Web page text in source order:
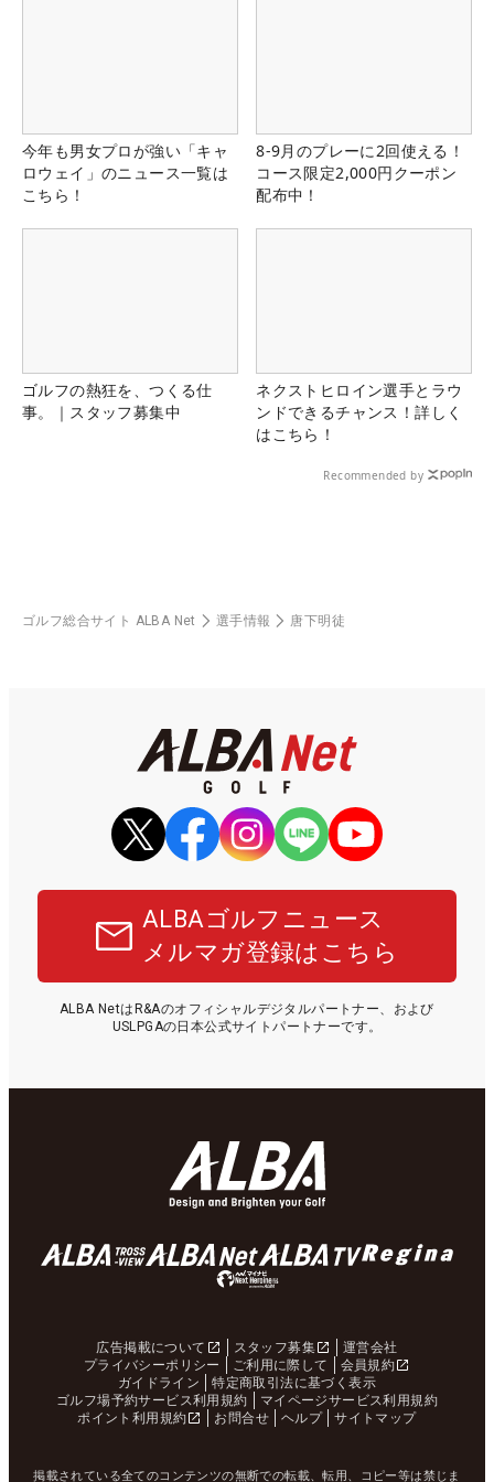
今年も男女プロが強い「キャ
ロウェイ」のニュース一覧は
こちら！
8-9月のプレーに2回使える！
コース限定2,000円クーポン
配布中！
ゴルフの熱狂を、つくる仕
事。｜スタッフ募集中
ネクストヒロイン選手とラウ
ンドできるチャンス！詳しく
はこちら！
Recommended by
ゴルフ総合サイト ALBA Net 選手情報 唐下明徒
ALBAゴルフニュース
メルマガ登録はこちら
ALBA NetはR&Aのオフィシャルデジタルパートナー、および
USLPGAの日本公式サイトパートナーです。
広告掲載について スタッフ募集
運営会社
プライバシーポリシー
ご利用に際して
会員規約
ガイドライン
特定商取引法に基づく表示
ゴルフ場予約サービス利用規約
マイページサービス利用規約
ポイント利用規約
お問合せ ヘルプ サイトマップ
掲載されている全てのコンテンツの無断での転載、転用、コピー等は禁じま